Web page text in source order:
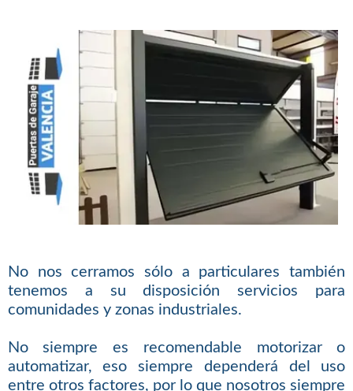
No nos cerramos sólo a particulares también
tenemos a su disposición servicios para
comunidades y zonas industriales.
No siempre es recomendable motorizar o
automatizar, eso siempre dependerá del uso
entre otros factores, por lo que nosotros siempre